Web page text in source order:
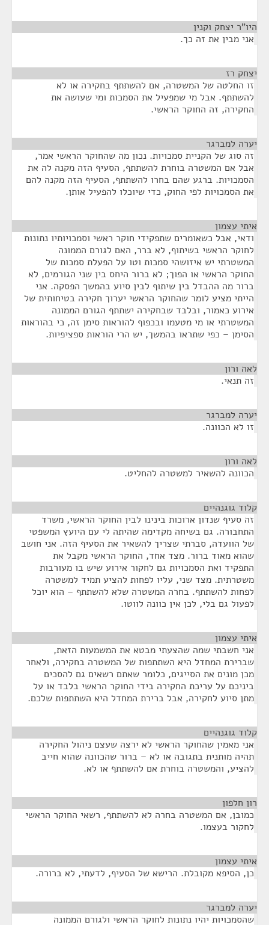
היו"ר יצחק וקנין
אני מבין את זה כך.
יצחק רז
זו החלטה של המשטרה, אם להשתתף בחקירה או לא
להשתתף. אבל מי שמפעיל את הסמכות ומי שעושה את
החקירה, זה החוקר הראשי.
יערה למברגר
זה סוג של הקניית סמכויות. נכון מה שהחוקר הראשי אמר,
אבל אם המשטרה בוחרת להשתתף, הסעיף הזה מקנה לה את
הסמכויות. ברגע שהם בחרו להשתתף, הסעיף הזה מקנה להם
את הסמכויות לפי החוק, כדי שיוכלו להפעיל אותן.
איתי עצמון
ודאי, אבל כשאומרים שתפקידי חוקר ראשי וסמכויותיו נתונות
לחוקר הראשי בשיתוף, לא ברר, האם לגורם הממונה
המשטרתי יש איזושהי סמכות וטו על הפעלת סמכות של
החוקר הראשי או הפוך; לא ברור היחס בין שני הגורמים, לא
ברור מה ההבדל בין שיתוף לבין סיוע בהמשך הפסקה. אני
הייתי מציע לומר שהחוקר הראשי יערוך חקירה בטיחותית של
אירוע כאמור, ובלבד שבחקירה ישתתף הגורם הממונה
המשטרתי או מי מטעמו ובכפוף להוראות סימן זה, כי בהוראות
הסימן – כפי שתראו בהמשך, יש הרי הוראות ספציפיות.
לאה ורון
זה תנאי.
יערה למברגר
זו לא הכוונה.
לאה ורון
הכוונה להשאיר למשטרה להחליט.
קלוד גוגנהיים
זה סעיף שנדון ארוכות בינינו לבין החוקר הראשי, משרד
התחבורה. גם בשיחה מקדימה שהיתה לי עם היועץ המשפטי
של הוועדה, סברתי שצריך להשאיר את הסעיף הזה. אני חושב
שהוא מאוד ברור. מצד אחד, החוקר הראשי מקבל את
התפקיד ואת הסמכויות גם לחקור אירוע שיש בו מעורבות
משטרתית. מצד שני, עליו לפחות להציע תמיד למשטרה
לפחות להשתתף. בחרה המשטרה שלא להשתתף – הוא יוכל
לפעול גם בלי, לכן אין כוונה לווטו.
איתי עצמון
אני חשבתי שמה שהצעתי מבטא את המשמעות הזאת,
שברירת המחדל היא השתתפות של המשטרה בחקירה, ולאחר
מכן מונים את הסייגים, כלומר שאתם רשאים גם להסכים
ביניכם על עריכת החקירה בידי החוקר הראשי בלבד או על
מתן סיוע לחקירה, אבל ברירת המחדל היא השתתפות שלכם.
קלוד גוגנהיים
אני מאמין שהחוקר הראשי לא ירצה שעצם ניהול החקירה
תהיה מותנית בתגובה או לא – ברור שהכוונה שהוא חייב
להציע, והמשטרה בוחרת אם להשתתף או לא.
רון חלפון
כמובן, אם המשטרה בחרה לא להשתתף, רשאי החוקר הראשי
לחקור בעצמו.
איתי עצמון
כן, הסיפא מקובלת. הרישא של הסעיף, לדעתי, לא ברורה.
יערה למברגר
שהסמכויות יהיו נתונות לחוקר הראשי ולגורם הממונה